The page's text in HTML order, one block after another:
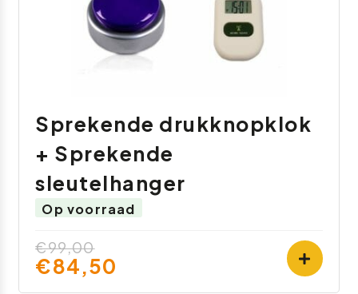
Sprekende drukknopklok
+ Sprekende
sleutelhanger
Op voorraad
€99,00
€84,50